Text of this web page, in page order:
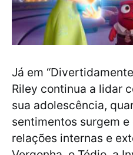
Já em
Riley continua a lidar
sua adolescência,
sentimentos surgem
relações internas e